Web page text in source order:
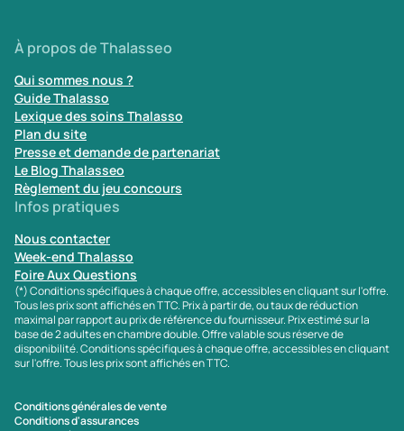
À propos de Thalasseo
Qui sommes nous ?
Guide Thalasso
Lexique des soins Thalasso
Plan du site
Presse et demande de partenariat
Le Blog Thalasseo
Règlement du jeu concours
Infos pratiques
Nous contacter
Week-end Thalasso
Foire Aux Questions
(*) Conditions spécifiques à chaque offre, accessibles en cliquant sur l'offre.
Tous les prix sont affichés en TTC. Prix à partir de, ou taux de réduction
maximal par rapport au prix de référence du fournisseur. Prix estimé sur la
base de 2 adultes en chambre double. Offre valable sous réserve de
disponibilité. Conditions spécifiques à chaque offre, accessibles en cliquant
sur l'offre. Tous les prix sont affichés en TTC.
Conditions générales de vente
Conditions d'assurances